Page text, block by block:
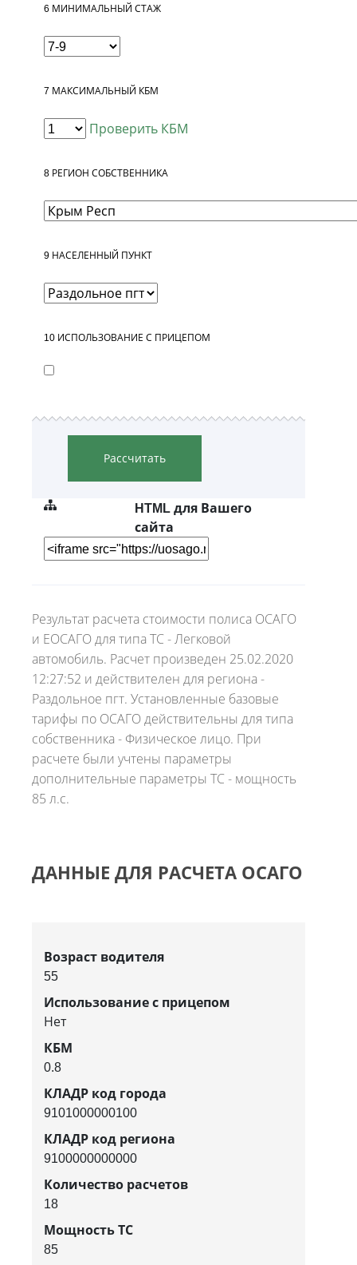
6 МИНИМАЛЬНЫЙ СТАЖ
7 МАКСИМАЛЬНЫЙ КБМ
Проверить КБМ
8 РЕГИОН СОБСТВЕННИКА
9 НАСЕЛЕННЫЙ ПУНКТ
10 ИСПОЛЬЗОВАНИЕ С ПРИЦЕПОМ
Рассчитать
HTML для Вашего
сайта
Результат расчета стоимости полиса ОСАГО
и ЕОСАГО для типа ТС - Легковой
автомобиль. Расчет произведен 25.02.2020
12:27:52 и действителен для региона -
Раздольное пгт. Установленные базовые
тарифы по ОСАГО действительны для типа
собственника - Физическое лицо. При
расчете были учтены параметры
дополнительные параметры ТС - мощность
85 л.с.
ДАННЫЕ ДЛЯ РАСЧЕТА ОСАГО
Возраст водителя
55
Использование с прицепом
Нет
КБМ
0.8
КЛАДР код города
9101000000100
КЛАДР код региона
9100000000000
Количество расчетов
18
Мощность ТС
85